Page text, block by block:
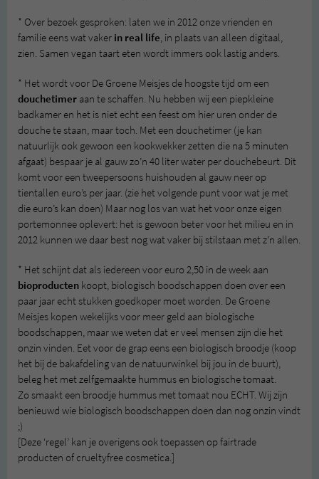
* Over bezoek gesproken: laten we in 2012 onze vrienden en
familie eens wat vaker in real life, in plaats van alleen digitaal,
zien. Samen vegan taart eten wordt immers ook lastig anders.
* Het wordt voor De Groene Meisjes de hoogste tijd om een
douchetimer aan te schaffen. Nu hebben wij een piepkleine
badkamer en het is niet echt een feest om hier uren onder de
douche te staan, maar toch. Met een douchetimer (je kan
natuurlijk ook gewoon een kookwekker zetten die na 5 minuten
afgaat) bespaar je al gauw zo’n 40 liter water per douchebeurt. Dit
komt voor een tweepersoons huishouden al gauw neer op
tientallen euro’s per jaar. (zie het volgende punt voor wat je met
die euro’s kan doen) Maar nog los van wat het voor onze eigen
portemonnee oplevert: het is gewoon beter voor het milieu en in
2012 kunnen we daar best nog wat vaker bij stilstaan met z’n allen.
* Het schijnt dat als iedereen voor euro 2,50 in de week aan
bioproducten koopt, biologisch boodschappen doen over een
paar jaar echt stukken goedkoper moet worden. De Groene
Meisjes kopen wekelijks voor meer geld aan biologische
boodschappen, maar we weten dat er veel mensen zijn die het
onzin vinden. Eet voor de grap eens een biologisch broodje (koop
het bij de bakafdeling van de natuurwinkel bij jou in de buurt),
beleg het met zelfgemaakte hummus en biologische tomaat.
Zo smaakt een broodje hummus met tomaat nou ECHT. Wij zijn
benieuwd wie biologisch boodschappen doen dan nog onzin vindt
;)
[Deze ‘regel’ kan je overigens ook toepassen op fairtrade
producten of crueltyfree cosmetica.]